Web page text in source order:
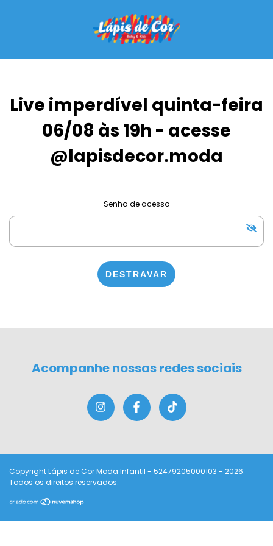
Live imperdível quinta-feira
06/08 às 19h - acesse
@lapisdecor.moda
Senha de acesso
DESTRAVAR
Acompanhe nossas redes sociais
Copyright Lápis de Cor Moda Infantil - 52479205000103 - 2026.
Todos os direitos reservados.